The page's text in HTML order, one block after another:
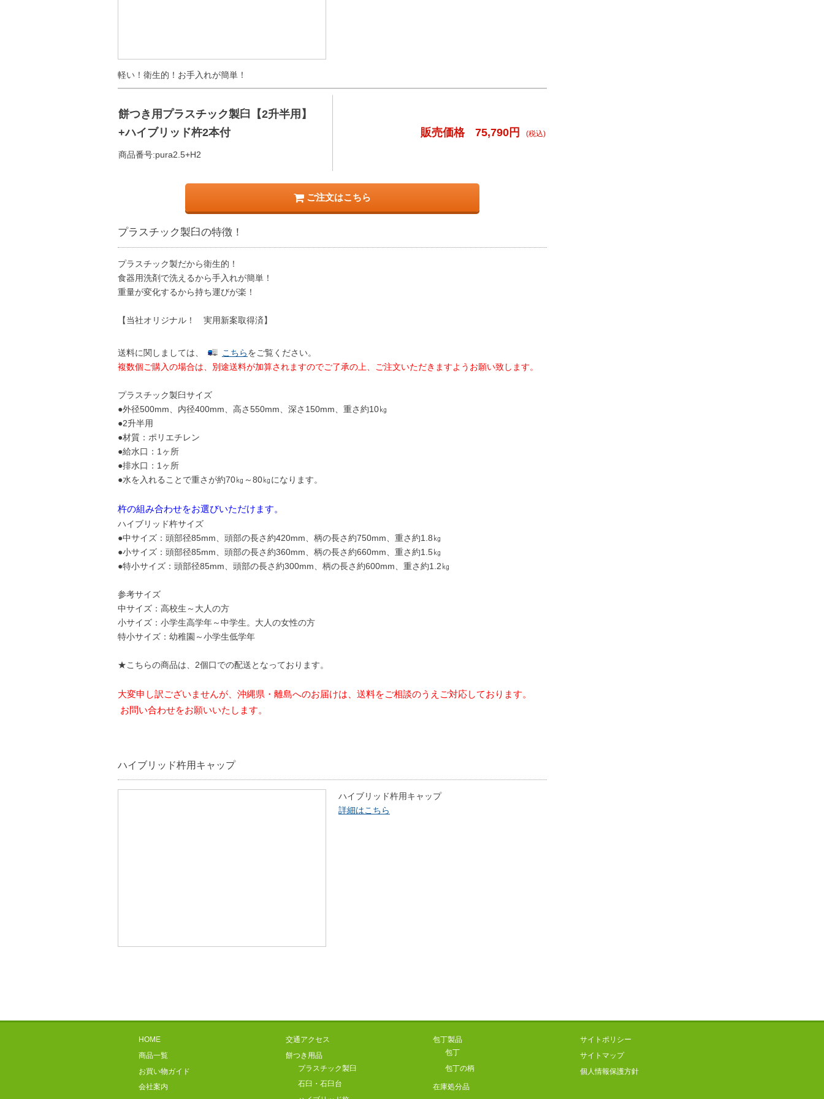
軽い！衛生的！お手入れが簡単！
餅つき用プラスチック製臼【2升半用】
+ハイブリッド杵2本付
商品番号:pura2.5+H2
販売価格 75,790円 (税込)
ご注文はこちら
プラスチック製臼の特徴！
プラスチック製だから衛生的！
食器用洗剤で洗えるから手入れが簡単！
重量が変化するから持ち運びが楽！
【当社オリジナル！ 実用新案取得済】
送料に関しましては、 こちらをご覧ください。
複数個ご購入の場合は、別途送料が加算されますのでご了承の上、ご注文いただきますようお願い致します。
プラスチック製臼サイズ
●外径500mm、内径400mm、高さ550mm、深さ150mm、重さ約10㎏
●2升半用
●材質：ポリエチレン
●給水口：1ヶ所
●排水口：1ヶ所
●水を入れることで重さが約70㎏～80㎏になります。
杵の組み合わせをお選びいただけます。
ハイブリッド杵サイズ
●中サイズ：頭部径85mm、頭部の長さ約420mm、柄の長さ約750mm、重さ約1.8㎏
●小サイズ：頭部径85mm、頭部の長さ約360mm、柄の長さ約660mm、重さ約1.5㎏
●特小サイズ：頭部径85mm、頭部の長さ約300mm、柄の長さ約600mm、重さ約1.2㎏
参考サイズ
中サイズ：高校生～大人の方
小サイズ：小学生高学年～中学生。大人の女性の方
特小サイズ：幼稚園～小学生低学年
★こちらの商品は、2個口での配送となっております。
大変申し訳ございませんが、沖縄県・離島へのお届けは、送料をご相談のうえご対応しております。
お問い合わせをお願いいたします。
ハイブリッド杵用キャップ
ハイブリッド杵用キャップ
詳細はこちら
HOME
商品一覧
お買い物ガイド
会社案内
交通アクセス
餅つき用品
プラスチック製臼
石臼・石臼台
包丁製品
包丁
包丁の柄
在庫処分品
サイトポリシー
サイトマップ
個人情報保護方針